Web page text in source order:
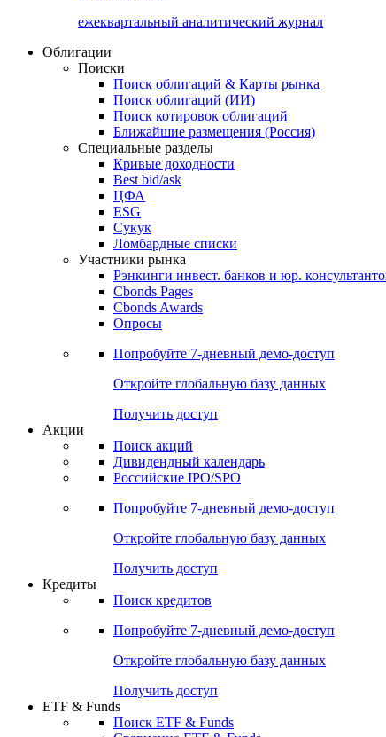
Журнал
Cbonds Review
ежеквартальный аналитический журнал
Облигации
Поиски
Поиск облигаций & Карты рынка
Поиск облигаций (ИИ)
Поиск котировок облигаций
Ближайшие размещения (Россия)
Специальные разделы
Кривые доходности
Best bid/ask
ЦФА
ESG
Сукук
Ломбардные списки
Участники рынка
Рэнкинги инвест. банков и юр. консультантов
Cbonds Pages
Cbonds Awards
Опросы
Попробуйте7-дневный
Откройте глобальную базу данных
Получить доступ
Акции
Поиск акций
Дивидендный календарь
Российские IPO/SPO
Попробуйте7-дневный
Откройте глобальную базу данных
Получить доступ
Кредиты
Поиск кредитов
Попробуйте7-дневный
Откройте глобальную базу данных